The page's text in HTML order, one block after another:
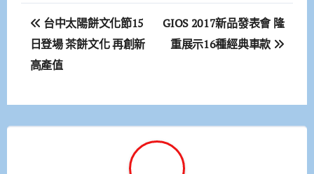
文
章
導
覽
台中太陽餅文化節15
日登場 茶餅文化 再創新
高產值
GIOS 2017新品發表會 隆
重展示16種經典車款